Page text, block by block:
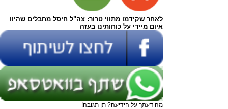
לאחר שקידמו מתווי טרור: צה"ל חיסל מחבלים שהיוו
איום מיידי על כוחותינו בעזה
מה דעתך על הידיעה? תן תגובה!